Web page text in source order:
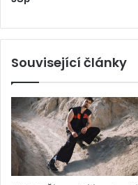
Související články